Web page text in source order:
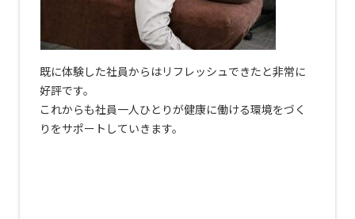
既に体験した社員からはリフレッシュできたと非常に
好評です。
これからも社員一人ひとりが健康に働ける環境をづく
りをサポートしていきます。